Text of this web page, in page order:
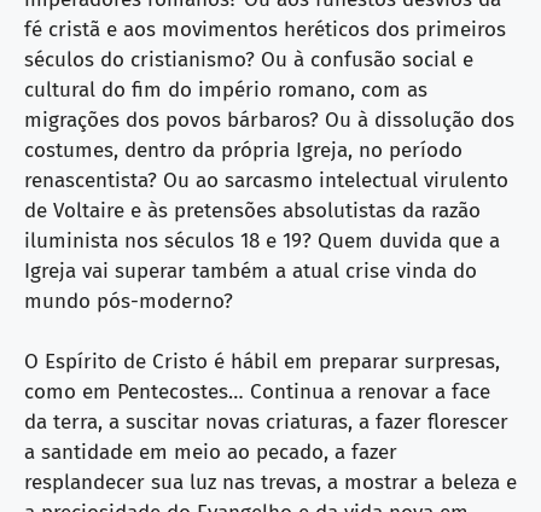
fé cristã e aos movimentos heréticos dos primeiros
séculos do cristianismo? Ou à confusão social e
cultural do fim do império romano, com as
migrações dos povos bárbaros? Ou à dissolução dos
costumes, dentro da própria Igreja, no período
renascentista? Ou ao sarcasmo intelectual virulento
de Voltaire e às pretensões absolutistas da razão
iluminista nos séculos 18 e 19? Quem duvida que a
Igreja vai superar também a atual crise vinda do
mundo pós-moderno?
O Espírito de Cristo é hábil em preparar surpresas,
como em Pentecostes… Continua a renovar a face
da terra, a suscitar novas criaturas, a fazer florescer
a santidade em meio ao pecado, a fazer
resplandecer sua luz nas trevas, a mostrar a beleza e